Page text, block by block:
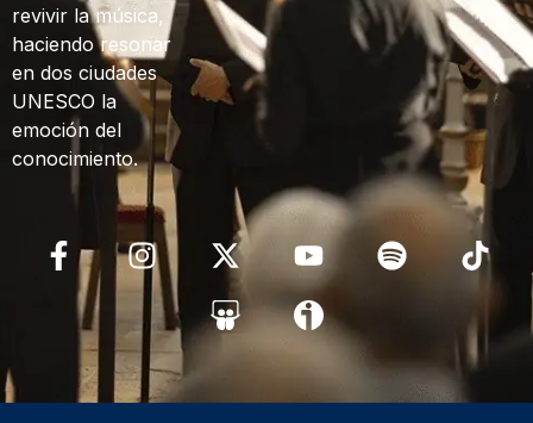
revivir la música,
haciendo resonar
en dos ciudades
UNESCO la
emoción del
conocimiento.